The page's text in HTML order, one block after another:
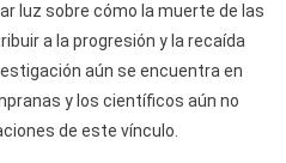
luz sobre cómo la muerte de las
a la progresión y la recaída
aún se encuentra en
y los científicos aún no
de este vínculo.